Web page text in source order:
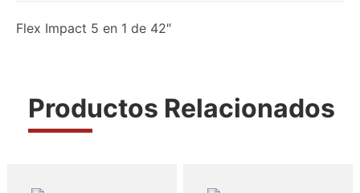
Flex Impact 5 en 1 de 42″
Productos Relacionados